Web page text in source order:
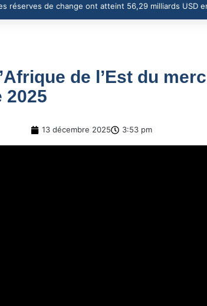
réserves de change ont atteint 56,29 milliards USD
de l’Est du
2025
13 décembre 2025 3:53 pm